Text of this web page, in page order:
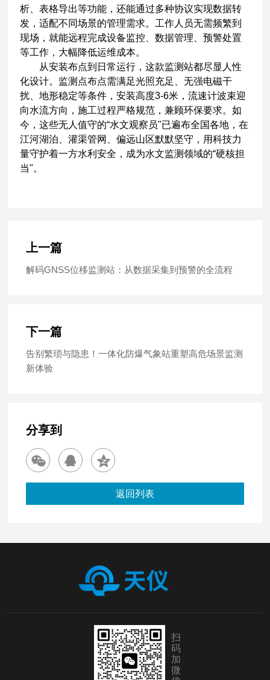
析、表格导出等功能，还能通过多种协议实现数据转
发，适配不同场景的管理需求。工作人员无需频繁到
现场，就能远程完成设备监控、数据管理、预警处置
等工作，大幅降低运维成本。
从安装布点到日常运行，这款监测站都尽显人性
化设计。监测点布点需满足光照充足、无强电磁干
扰、地形稳定等条件，安装高度3-6米，流速计波束迎
向水流方向，施工过程严格规范，兼顾环保要求。如
今，这些无人值守的“水文观察员"已遍布全国各地，在
江河湖泊、灌渠管网、偏远山区默默坚守，用科技力
量守护着一方水利安全，成为水文监测领域的“硬核担
当"。
上一篇
解码GNSS位移监测站：从数据采集到预警的全流程
下一篇
告别繁琐与隐患！一体化防爆气象站重塑高危场景监测
新体验
分享到
返回列表
扫
码
加
微